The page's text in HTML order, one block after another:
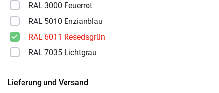
RAL 3000 Feuerrot
RAL 5010 Enzianblau
RAL 6011 Resedagrün
RAL 7035 Lichtgrau
Lieferung und Versand